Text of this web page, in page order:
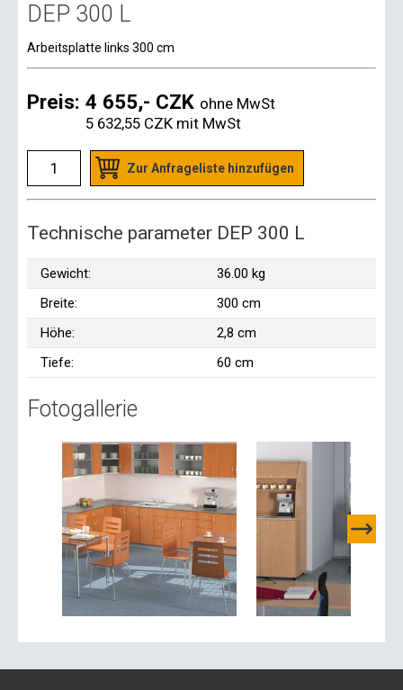
DEP 300 L
Arbeitsplatte links 300 cm
Preis: 4 655,- CZK ohne MwSt
5 632,55 CZK mit MwSt
Zur Anfrageliste hinzufügen
Technische parameter DEP 300 L
Gewicht:
36.00 kg
Breite:
300 cm
Höhe:
2,8 cm
Tiefe:
60 cm
Fotogallerie